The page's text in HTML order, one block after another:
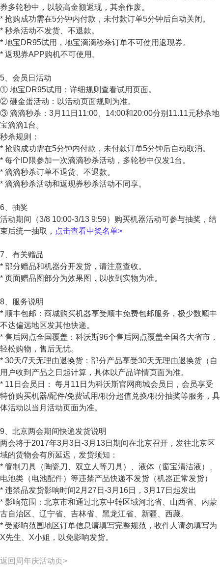
券多轮秒中，以较高金额返现，其余作废。
* 抢购成功需在5分钟内付款，未付款订单5分钟后自动关闭。
* 秒杀活动不发货、不退款。
* 地宝DR95试用，地宝滴滴秒杀订单不可使用返现券。
* 返现券APP购机不可使用。
5、会员日活动
① 地宝DR95试用：详细规则查看试用页面。
② 砸金蛋活动：以活动页面规则为准。
③ 滴滴秒杀：3月11日11:00、14:00和20:00分别11.11元秒杀地
宝滴滴1台。
秒杀规则：
* 抢购成功需在5分钟内付款，未付款订单5分钟后自动取消。
* 每个ID限参加一次滴滴秒杀活动，多轮秒中仅发1台。
* 滴滴秒杀订单不退货、不退款。
* 滴滴秒杀活动和返现券秒杀活动不同享。
6、抽奖
活动期间（3/8 10:00-3/13 9:59）购买机器活动可参与抽奖，结
束后统一抽取， 点击查看中奖名单>
7、有关赠品
* 部分赠品和机器分开发货，请注意查收。
* 页面赠品图部分为效果图，以收到实物为准。
8、服务说明
* 顺丰包邮：商城购买机器享受顺丰免费包邮服务，极少数顺丰
不达偏远地区发其他快递。
* 售后网点全国覆盖：科沃斯96个售后网点覆盖全国各大省市，
轻松购物，售后无忧。
* 30天/7天无理由退换货：部分产品享受30天无理由退换货（自
用户收到产品之日起计算，具体以产品详情页面为准。
* 11日会员日： 每月11日为科沃斯官网商城会员日，会员享受
特价购买机器/配件/免费试用/积分超值兑换/积分抽奖等服务，具
体活动以当月活动页面为准。
9、北京两会期间快递发货说明
两会将于2017年3月3日-3月13日期间在北京召开，发往北京区
域的货物会有所延迟，发货须知：
* 管制刀具（陶瓷刀、双立人等刀具）、液体（窗宝清洁液）、
电池类（电池配件）等违禁产品快递不发货（机器正常发货）
* 违禁品发货影响时间2月27日-3月16日，3月17日起发出
* 影响范围：北京市和通过北京中转区域河北省、山西省、内蒙
古自治区、辽宁省、吉林省、黑龙江省、新疆、西藏。
* 受影响范围地区订单信息请填写完整规范，收件人请勿填写为
X先生、X小姐，以免影响发货。
返回周年庆活动页>